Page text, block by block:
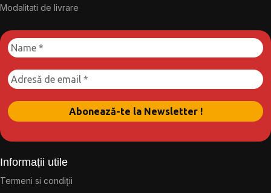
Modalitati de livrare
Informații utile
Termeni si condiții